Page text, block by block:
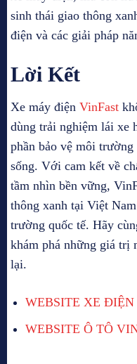
sinh thái giao thông
điện và các giải pháp
Lời Kết
Xe máy điện VinFast
dùng trải nghiệm lái xe
phần bảo vệ môi
sống. Với cam kết về
tầm nhìn bền vững,
thông xanh tại Việt
trường quốc tế. Hãy
khám phá những giá trị
lại.
WEBSITE XE
WEBSITE Ô TÔ